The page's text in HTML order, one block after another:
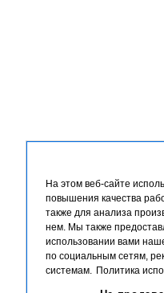
На этом веб-сайте
повышения качества
также для анализа
нем. Мы также
использовании вами
по социальным сетям,
системам. Политика